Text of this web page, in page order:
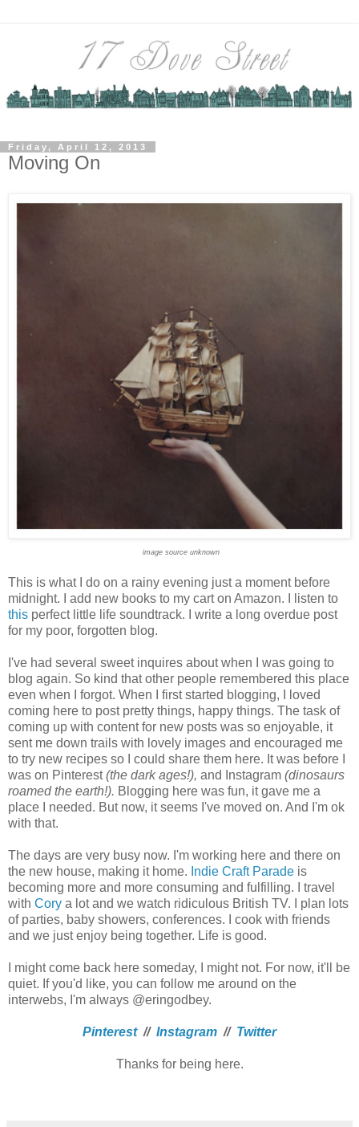
Friday, April 12, 2013
Moving On
image source unknown
This is what I do on a rainy evening just a moment before
midnight. I add new books to my cart on Amazon. I listen to
this perfect little life soundtrack. I write a long overdue post
for my poor, forgotten blog.
I've had several sweet inquires about when I was going to
blog again. So kind that other people remembered this place
even when I forgot. When I first started blogging, I loved
coming here to post pretty things, happy things. The task of
coming up with content for new posts was so enjoyable, it
sent me down trails with lovely images and encouraged me
to try new recipes so I could share them here. It was before I
was on Pinterest(the dark ages!), and Instagram (dinosaurs
roamed the earth!). Blogging here was fun, it gave me a
place I needed. But now, it seems I've moved on. And I'm ok
with that.
The days are very busy now. I'm working here and there on
the new house, making it home. Indie Craft Parade is
becoming more and more consuming and fulfilling. I travel
with Cory a lot and we watch ridiculous British TV. I plan lots
of parties, baby showers, conferences. I cook with friends
and we just enjoy being together. Life is good.
I might come back here someday, I might not. For now, it'll be
quiet. If you'd like, you can follow me around on the
interwebs, I'm always @eringodbey.
Pinterest// Instagram // Twitter
Thanks for being here.